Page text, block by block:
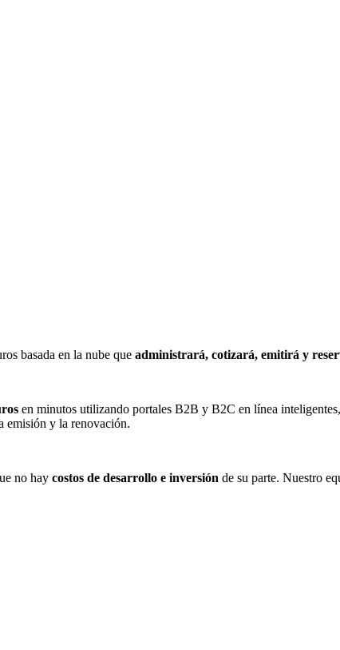
basada en la nube que administrará, cotizará, emitirá y
en minutos utilizando portales B2B y B2C en línea
emisión y la renovación.
no hay costos de desarrollo e inversión de su parte. Nuestro